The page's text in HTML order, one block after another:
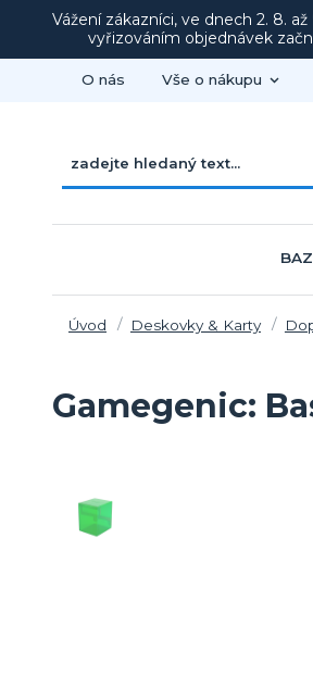
Vážení zákazníci, ve dnech 2. 8.
vyřizováním objednávek
O nás Vše o nákupu
Úvod Deskovky & Karty
Gamegenic: